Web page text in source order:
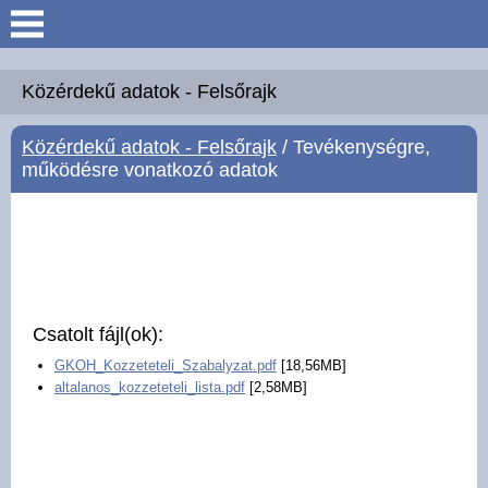
Keresés
Köszöntő
Hírek
Intézmények
Közérdekű adatok -
Közérdekű adatok - Felsőrajk
Közérdekű adatok - Felsőrajk / Tevékenységre,
működésre vonatkozó adatok
Csatolt fájl(ok):
GKOH_Kozzeteteli_Szabalyzat.pdf [18,56MB]
altalanos_kozzeteteli_lista.pdf [2,58MB]